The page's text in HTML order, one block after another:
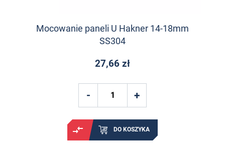
Mocowanie paneli U Hakner 14-18mm
SS304
27,66 zł
DO KOSZYKA